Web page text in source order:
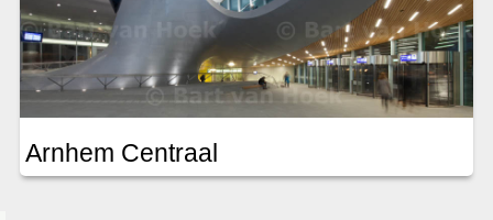
Arnhem Centraal